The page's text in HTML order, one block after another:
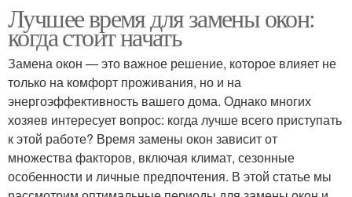
Лучшее время для замены окон:
когда стоит начать
Замена окон — это важное решение, которое влияет не
только на комфорт проживания, но и на
энергоэффективность вашего дома. Однако многих
хозяев интересует вопрос: когда лучше всего приступать
к этой работе? Время замены окон зависит от
множества факторов, включая климат, сезонные
особенности и личные предпочтения. В этой статье мы